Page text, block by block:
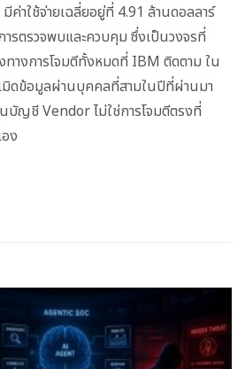
าใช้จ่ายเฉลี่ยอยู่ที่ 4.91 ล้านดอลลาร์
ารตรวจพบและควบคุม ซึ่งเป็นวงจรที่
ทางการโจมตีทั้งหมดที่ IBM ติดตาม ใน
ดข้อมูลผ่านบุคคลที่สามในปีที่ผ่านมา
บัญชี Vendor ไม่ใช่การโจมตีตรงที่
ง